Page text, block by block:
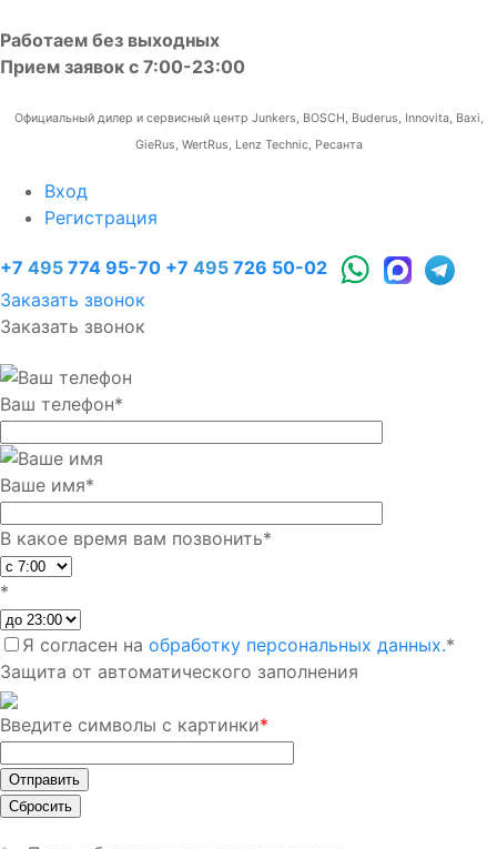
Работаем без выходных
Прием заявок с 7:00-23:00
Официальный дилер и сервисный центр Junkers, BOSCH, Buderus, Innovita, Baxi,
GieRus, WertRus, Lenz Technic, Ресанта
Вход
Регистрация
+7 495 774 95-70 +7 495 726 50-02
Заказать звонок
Заказать звонок
Ваш телефон*
Ваше имя*
В какое время вам позвонить*
*
Я согласен на обработку персональных данных.*
Защита от автоматического заполнения
Введите символы с картинки*